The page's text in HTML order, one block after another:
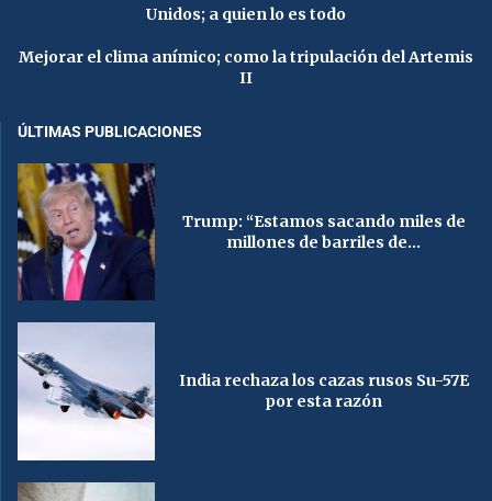
Unidos; a quien lo es todo
Mejorar el clima anímico; como la tripulación del Artemis
II
ÚLTIMAS PUBLICACIONES
Trump: “Estamos sacando miles de
millones de barriles de...
India rechaza los cazas rusos Su-57E
por esta razón